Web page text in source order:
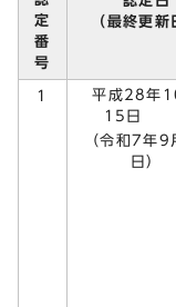
定
番
号
（最終更新
1
平成28年
15
（令和7年9
日）